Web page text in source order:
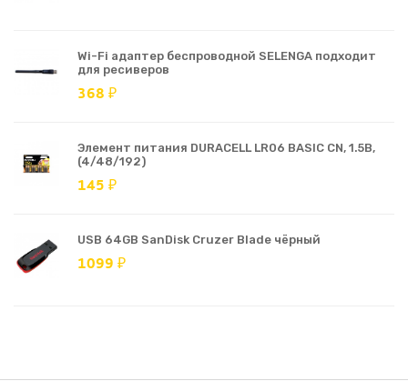
Wi-Fi адаптер беспроводной SELENGA подходит
для ресиверов
368 ₽
Элемент питания DURACELL LR06 BASIC CN, 1.5В,
(4/48/192)
145 ₽
USB 64GB SanDisk Cruzer Blade чёрный
1099 ₽